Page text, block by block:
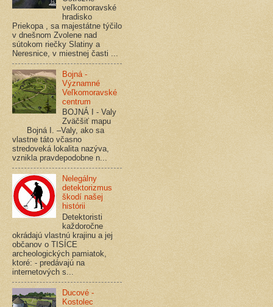
veľkomoravské
hradisko
Priekopa , sa majestátne týčilo
v dnešnom Zvolene nad
sútokom riečky Slatiny a
Neresnice, v miestnej časti ...
Bojná -
Významné
Veľkomoravské
centrum
BOJNÁ I - Valy
Zväčšiť mapu
Bojná I. –Valy, ako sa
vlastne táto včasno
stredoveká lokalita nazýva,
vznikla pravdepodobne n...
Nelegálny
detektorizmus
škodí našej
histórii
Detektoristi
každoročne
okrádajú vlastnú krajinu a jej
občanov o TISÍCE
archeologických pamiatok,
ktoré: - predávajú na
internetových s...
Ducové -
Kostolec